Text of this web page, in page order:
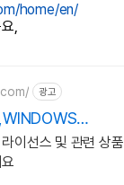
home/en/
,
광고
서!
이선스 및 관련 상품